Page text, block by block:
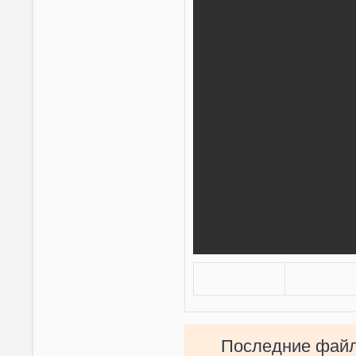
Последние